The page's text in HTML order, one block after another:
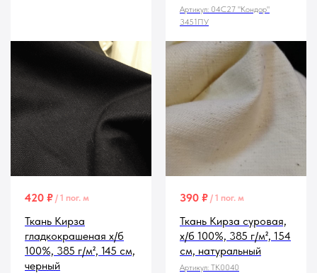
Артикул: 04С27 "Кондор"
3451ПУ
420 ₽ / 1 пог. м
Ткань Кирза
гладкокрашеная х/б
100%, 385 г/м², 145 см,
черный
390 ₽ / 1 пог. м
Ткань Кирза суровая,
х/б 100%, 385 г/м², 154
см, натуральный
Артикул: TK0040